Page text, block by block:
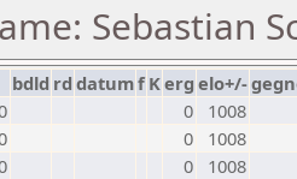
Sebastian
bdld rd datumf Kerg elo+/-
0
1008
0
1008
0
1008